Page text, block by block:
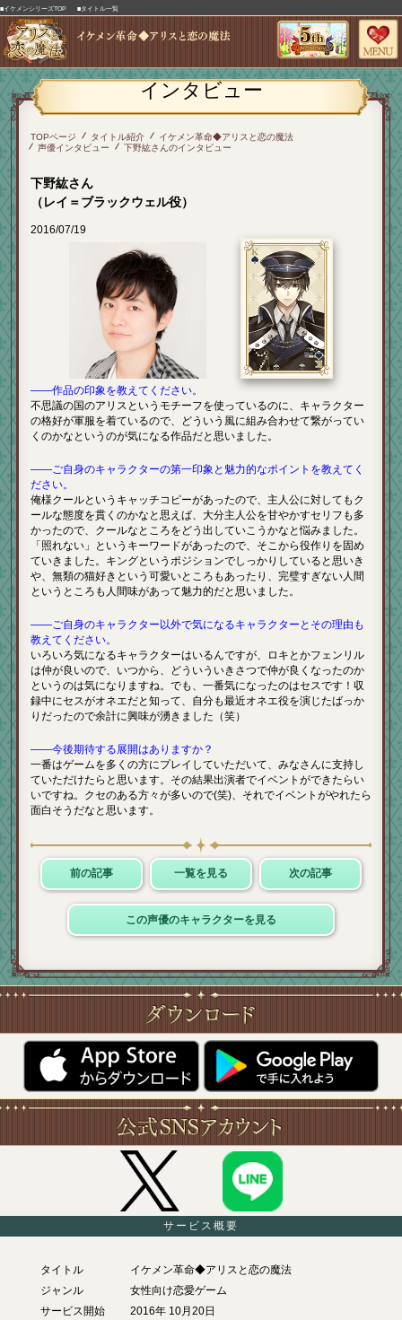
■イケメンシリーズTOP ■タイトル一覧
インタビュー
TOPページ タイトル紹介
イケメン革命◆アリスと恋の魔法
声優インタビュー
下野紘さんのインタビュー
下野紘さん
（レイ＝ブラックウェル役）
2016/07/19
――作品の印象を教えてください。
不思議の国のアリスというモチーフを使っているのに、キャラクター
の格好が軍服を着ているので、どういう風に組み合わせて繋がってい
くのかなというのが気になる作品だと思いました。
――ご自身のキャラクターの第一印象と魅力的なポイントを教えてく
ださい。
俺様クールというキャッチコピーがあったので、主人公に対してもク
ールな態度を貫くのかなと思えば、大分主人公を甘やかすセリフも多
かったので、クールなところをどう出していこうかなと悩みました。
「照れない」というキーワードがあったので、そこから役作りを固め
ていきました。キングというポジションでしっかりしていると思いき
や、無類の猫好きという可愛いところもあったり、完璧すぎない人間
というところも人間味があって魅力的だと思いました。
――ご自身のキャラクター以外で気になるキャラクターとその理由も
教えてください。
いろいろ気になるキャラクターはいるんですが、ロキとかフェンリル
は仲が良いので、いつから、どういういきさつで仲が良くなったのか
というのは気になりますね。でも、一番気になったのはセスです！収
録中にセスがオネエだと知って、自分も最近オネエ役を演じたばっか
りだったので余計に興味が湧きました（笑）
――今後期待する展開はありますか？
一番はゲームを多くの方にプレイしていただいて、みなさんに支持し
ていただけたらと思います。その結果出演者でイベントができたらい
いですね。クセのある方々が多いので(笑)、それでイベントがやれたら
面白そうだなと思います。
前の記事 一覧を見る 次の記事
この声優のキャラクターを見る
サービス概要
タイトル
イケメン革命◆アリスと恋の魔法
ジャンル
女性向け恋愛ゲーム
サービス開始
2016年 10月20日